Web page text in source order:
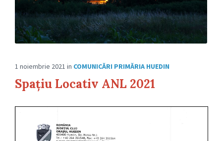
1 noiembrie 2021 in COMUNICĂRI PRIMĂRIA HUEDIN
Spațiu Locativ ANL 2021